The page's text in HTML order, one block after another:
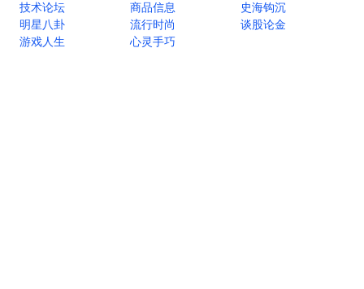
技术论坛
商品信息
史海钩沉
明星八卦
流行时尚
谈股论金
游戏人生
心灵手巧